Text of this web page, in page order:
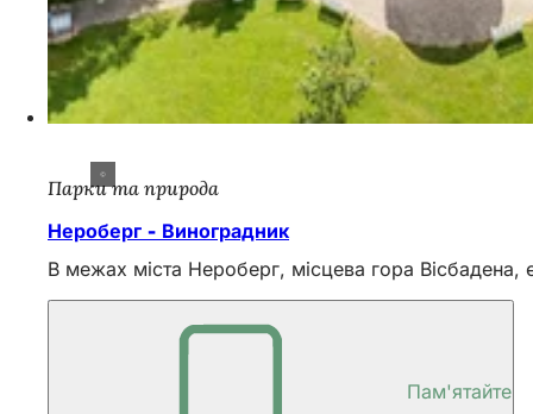
Парки та природа
Нероберг - Виноградник
В межах міста Нероберг, місцева гора Вісбадена,
Пам'ятайте